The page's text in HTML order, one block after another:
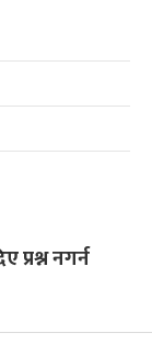
प्रश्न नगर्न